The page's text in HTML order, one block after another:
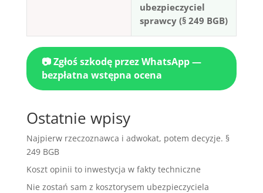
ubezpieczyciel
sprawcy (§ 249 BGB)
📷 Zgłoś szkodę przez WhatsApp —
bezpłatna wstępna ocena
Ostatnie wpisy
Najpierw rzeczoznawca i adwokat, potem decyzje. §
249 BGB
Koszt opinii to inwestycja w fakty techniczne
Nie zostań sam z kosztorysem ubezpieczyciela